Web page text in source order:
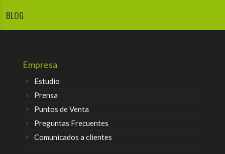
BLOG
Empresa
Estudio
Prensa
Puntos de Venta
Preguntas Frecuentes
Comunicados a clientes